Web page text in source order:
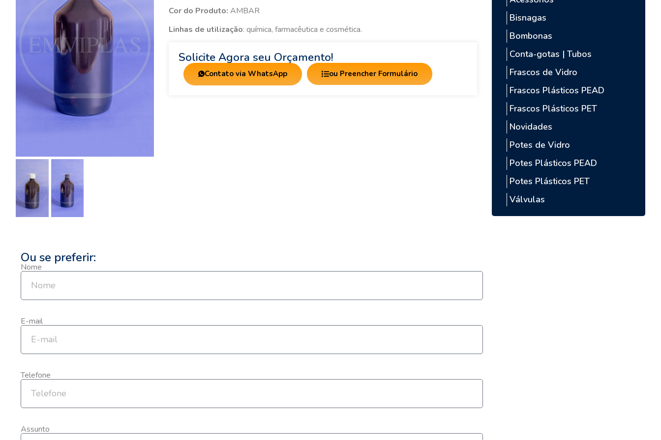
Bisnagas
Bombonas
Conta-gotas | Tubos
Frascos de Vidro
Frascos Plásticos PEAD
Frascos Plásticos PET
Novidades
Potes de Vidro
Potes Plásticos PEAD
Potes Plásticos PET
Válvulas
Cor do Produto: AMBAR
Linhas de utilização: química, farmacêutica e cosmética.
Solicite Agora seu Orçamento!
Contato via WhatsApp ou Preencher Formulário
Ou se preferir:
Nome
E-mail
Telefone
Assunto